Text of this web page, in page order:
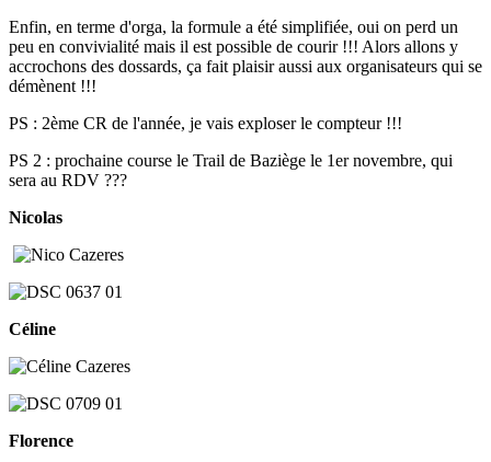
Enfin, en terme d'orga, la formule a été simplifiée, oui on perd un
peu en convivialité mais il est possible de courir !!! Alors allons y
accrochons des dossards, ça fait plaisir aussi aux organisateurs qui se
démènent !!!
PS : 2ème CR de l'année, je vais exploser le compteur !!!
PS 2 : prochaine course le Trail de Baziège le 1er novembre, qui
sera au RDV ???
Nicolas
Céline
Florence